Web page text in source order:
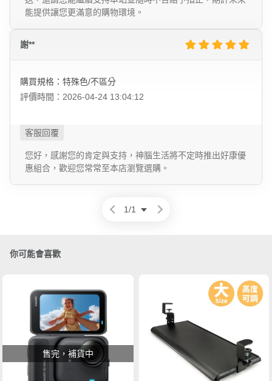
能提供讓您更滿意的購物環境。
謝**
購買規格：特殊色/不區分
評價時間：2026-04-24 13:04:12
您好，感謝您的肯定與支持，神腦生活將不定時推出好康優
惠組合，歡迎您常常至本店瀏覽選購。
1/1
你可能會喜歡
售完，補貨中